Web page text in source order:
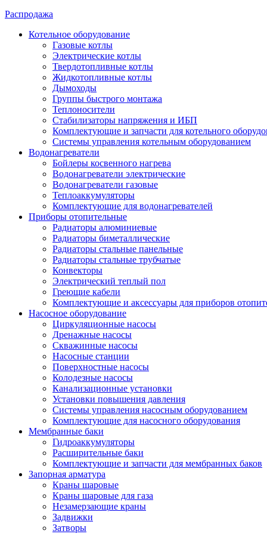
Распродажа
Котельное оборудование
Газовые котлы
Электрические котлы
Твердотопливные котлы
Жидкотопливные котлы
Дымоходы
Группы быстрого монтажа
Теплоносители
Стабилизаторы напряжения и ИБП
Комплектующие и запчасти для котельного
Системы управления котельным оборудованием
Водонагреватели
Бойлеры косвенного нагрева
Водонагреватели электрические
Водонагреватели газовые
Теплоаккумуляторы
Комплектующие для водонагревателей
Приборы отопительные
Радиаторы алюминиевые
Радиаторы биметаллические
Радиаторы стальные панельные
Радиаторы стальные трубчатые
Конвекторы
Электрический теплый пол
Греющие кабели
Комплектующие и аксессуары для приборов
Насосное оборудование
Циркуляционные насосы
Дренажные насосы
Скважинные насосы
Насосные станции
Поверхностные насосы
Колодезные насосы
Канализационные установки
Установки повышения давления
Системы управления насосным оборудованием
Комплектующие для насосного оборудования
Мембранные баки
Гидроаккумуляторы
Расширительные баки
Комплектующие и запчасти для мембранных баков
Запорная арматура
Краны шаровые
Краны шаровые для газа
Незамерзающие краны
Задвижки
Затворы